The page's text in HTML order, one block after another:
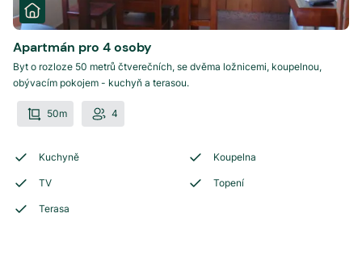
Apartmán pro 4 osoby
Byt o rozloze 50 metrů čtverečních, se dvěma ložnicemi, koupelnou,
obývacím pokojem - kuchyň a terasou.
50m 4
Kuchyně Koupelna
TV Topení
Terasa